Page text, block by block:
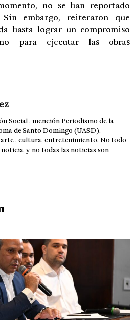
no se han reportado
Sin embargo, reiteraron que
hasta lograr un compromiso
para ejecutar las obras
Social , mención Periodismo de la
de Santo Domingo (UASD).
, cultura, entretenimiento. No todo
y no todas las noticias son